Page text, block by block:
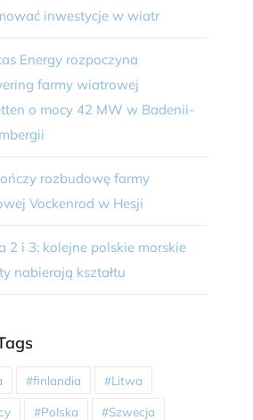
inwestycje w wiatr
Energy rozpoczyna
farmy wiatrowej
o mocy 42 MW w Badenii-
rozbudowę farmy
Vockenrod w Hesji
2 i 3: kolejne polskie morskie
nabierają kształtu
#finlandia #Litwa
#Polska #Szwecja